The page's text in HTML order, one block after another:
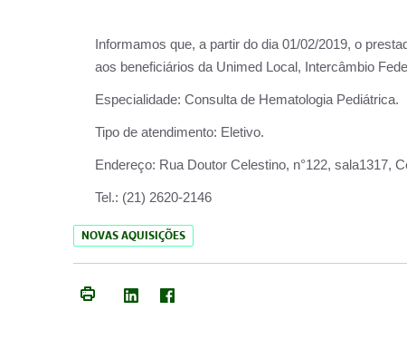
Informamos que, a partir do dia 01/02/2019, o
aos beneficiários da Unimed Local, Intercâmbio
Especialidade: Consulta de Hematologia Pediátrica.
Tipo de atendimento: Eletivo.
Endereço: Rua Doutor Celestino, n°122, sala1317,
Tel.: (21) 2620-2146
NOVAS AQUISIÇÕES